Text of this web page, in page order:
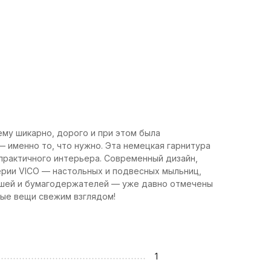
шикарно, дорого и при этом была
именно то, что нужно. Эта немецкая гарнитура
интерьера. Современный дизайн,
VICO — настольных и подвесных мыльниц,
и бумагодержателей — уже давно отмечены
вещи свежим взглядом!
1